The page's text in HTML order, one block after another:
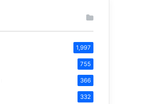
1,997
755
366
332